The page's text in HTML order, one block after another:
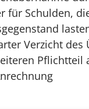
für Schulden,
Verzicht des
Pflichtteil